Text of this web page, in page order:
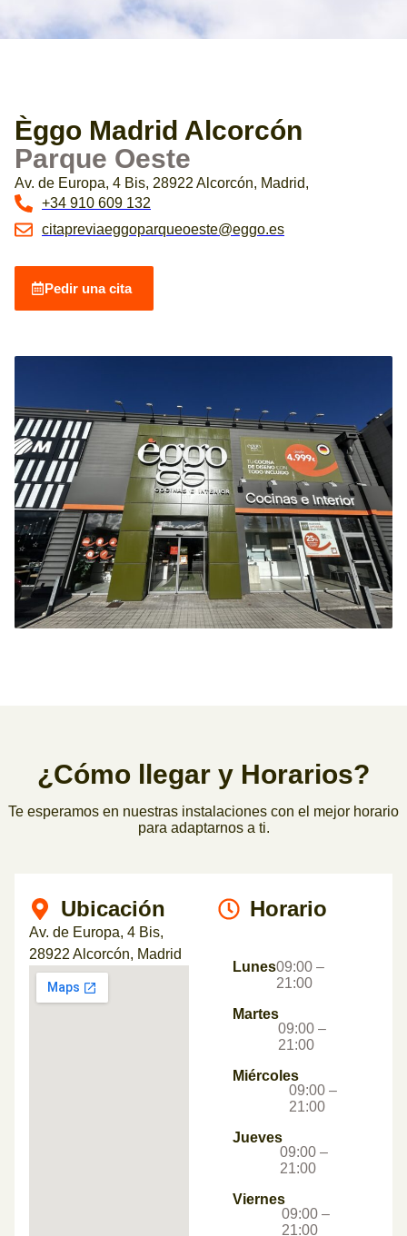
Èggo Madrid Alcorcón
Parque Oeste
Av. de Europa, 4 Bis, 28922 Alcorcón, Madrid,
+34 910 609 132
citapreviaeggoparqueoeste@eggo.es
Pedir una cita
¿Cómo llegar y Horarios?
Te esperamos en nuestras instalaciones con el mejor horario
para adaptarnos a ti.
Ubicación
Av. de Europa, 4 Bis,
28922 Alcorcón, Madrid
Horario
Lunes09:00 –
21:00
Martes
09:00 –
21:00
Miércoles
09:00 –
21:00
Jueves
09:00 –
21:00
Viernes
09:00 –
21:00